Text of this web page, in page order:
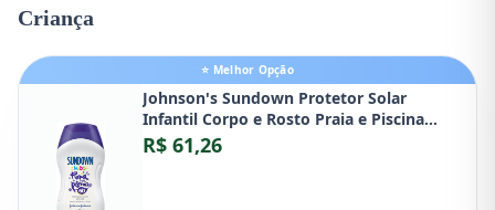
Criança
⭐ Melhor Opção
Johnson's Sundown Protetor Solar
Infantil Corpo e Rosto Praia e Piscina
Kids FPS 60 120ml
R$ 61,26